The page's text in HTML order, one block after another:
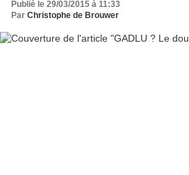
Publié le 29/03/2015 à 11:33
Par Christophe de Brouwer